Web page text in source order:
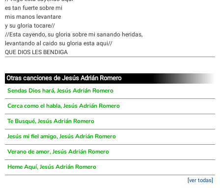
es tan fuerte sobre mi
mis manos levantare
y su gloria tocare//
//Esta cayendo, su gloria sobre mi sanando heridas,
levantando al caido su gloria esta aqui//
QUE DIOS LES BENDIGA
Otras canciones de Jesús Adrián Romero
Sendas Dios hará, Jesús Adrián Romero
Cerca como el habla, Jesús Adrián Romero
Te Busqué, Jesús Adrián Romero
Jesús mi fiel amigo, Jesús Adrián Romero
Verano de amor, Jesús Adrián Romero
Heme Aquí, Jesús Adrián Romero
[ver todas]